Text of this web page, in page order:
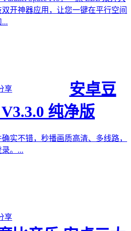
开神器应用，让您一键在平行空间
享
安卓豆
纯净版
实不错，秒播画质高清、多线路，
。...
享